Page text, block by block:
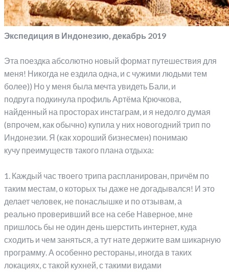
Экспедиция в Индонезию, декабрь 2019
Эта поездка абсолютно новый формат путешествия для
меня! Никогда не ездила одна, и с чужими людьми тем
более)) Но у меня была мечта увидеть Бали, и
подруга подкинула профиль Артёма Крючкова,
найденный на просторах инстаграм, и я недолго думая
(впрочем, как обычно) купила у них новогодний трип по
Индонезии. Я (как хороший бизнесмен) понимаю
кучу преимуществ такого плана отдыха:
1. Каждый час твоего трипа распланирован, причём по
таким местам, о которых ты даже не догадывался! И это
делает человек, не понаслышке и по отзывам, а
реально проверивший все на себе Наверное, мне
пришлось бы не один день шерстить интернет, куда
сходить и чем заняться, а тут нате держите вам шикарную
программу. А особенно рестораны, иногда в таких
локациях, с такой кухней, с такими видами